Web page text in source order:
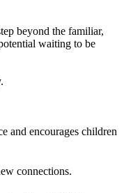
beyond the familiar,
waiting to be
and encourages children
connections.